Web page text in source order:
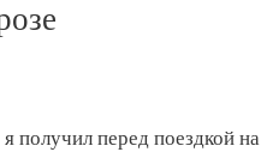
получил перед поездкой на